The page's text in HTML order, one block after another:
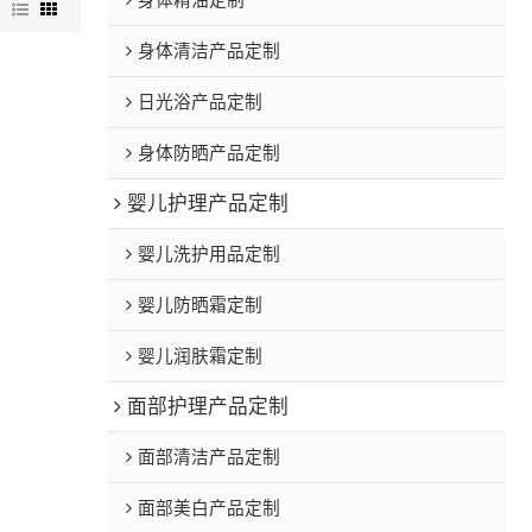
身体清洁产品定制
日光浴产品定制
身体防晒产品定制
婴儿护理产品定制
婴儿洗护用品定制
婴儿防晒霜定制
婴儿润肤霜定制
面部护理产品定制
面部清洁产品定制
面部美白产品定制